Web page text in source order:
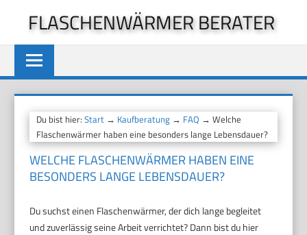
springen
FLASCHENWÄRMER BERATER
Du bist hier:Start → Kaufberatung → FAQ → Welche
Flaschenwärmer haben eine besonders lange Lebensdauer?
WELCHE FLASCHENWÄRMER HABEN EINE
BESONDERS LANGE LEBENSDAUER?
Du suchst einen Flaschenwärmer, der dich lange begleitet
und zuverlässig seine Arbeit verrichtet? Dann bist du hier